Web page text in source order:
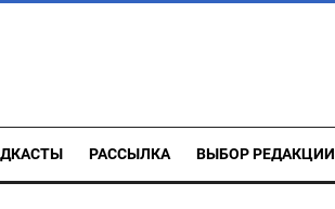
РАССЫЛКА ВЫБОР РЕДАКЦИИ